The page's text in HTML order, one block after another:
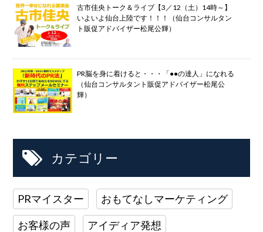
古市佳央トーク＆ライブ【3／12（土）14時～】
いよいよ仙台上陸です！！！（仙台コンサルタン
ト販促アドバイザー松尾公輝）
PR脳を身に着けると・・・「●●の達人」になれる
（仙台コンサルタント販促アドバイザー松尾公
輝）
カテゴリー
PRマイスター おもてなしマーケティング
お客様の声 アイディア発想